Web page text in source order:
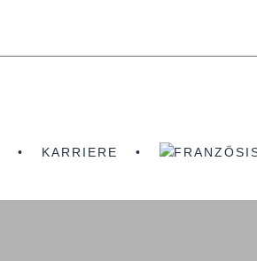
KARRIERE